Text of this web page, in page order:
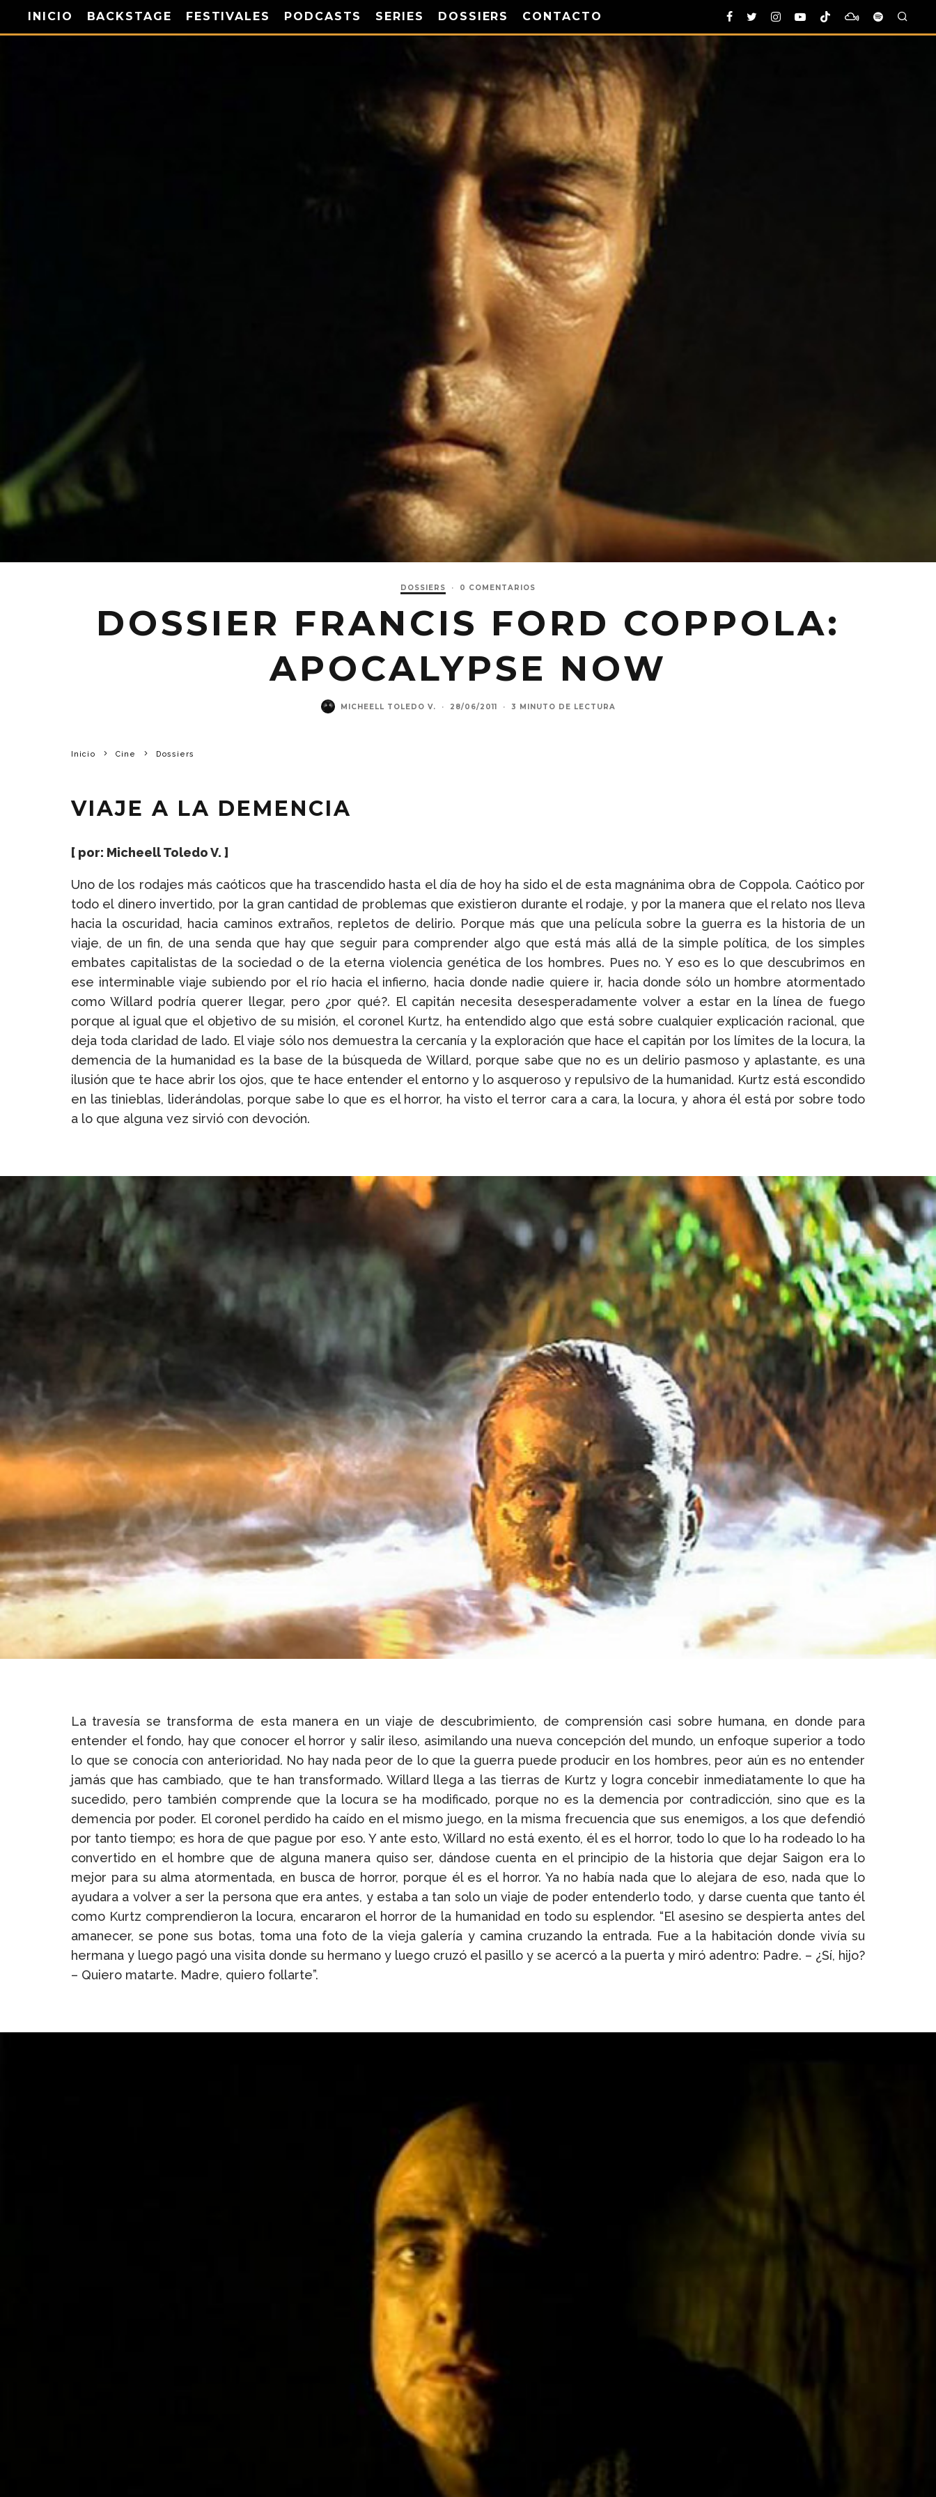
INICIO BACKSTAGE FESTIVALES PODCASTS SERIES DOSSIERS CONTACTO
DOSSIERS · 0 COMENTARIOS
DOSSIER FRANCIS FORD COPPOLA:
APOCALYPSE NOW
MICHEELL TOLEDO V. · 28/06/2011 · 3 MINUTO DE LECTURA
Inicio Cine Dossiers
VIAJE A LA DEMENCIA
[ por: Micheell Toledo V. ]
Uno de los rodajes más caóticos que ha trascendido hasta el día de hoy ha sido el de esta magnánima obra de Coppola. Caótico por
todo el dinero invertido, por la gran cantidad de problemas que existieron durante el rodaje, y por la manera que el relato nos lleva
hacia la oscuridad, hacia caminos extraños, repletos de delirio. Porque más que una película sobre la guerra es la historia de un
viaje, de un fin, de una senda que hay que seguir para comprender algo que está más allá de la simple política, de los simples
embates capitalistas de la sociedad o de la eterna violencia genética de los hombres. Pues no. Y eso es lo que descubrimos en
ese interminable viaje subiendo por el río hacia el infierno, hacia donde nadie quiere ir, hacia donde sólo un hombre atormentado
como Willard podría querer llegar, pero ¿por qué?. El capitán necesita desesperadamente volver a estar en la línea de fuego
porque al igual que el objetivo de su misión, el coronel Kurtz, ha entendido algo que está sobre cualquier explicación racional, que
deja toda claridad de lado. El viaje sólo nos demuestra la cercanía y la exploración que hace el capitán por los límites de la locura, la
demencia de la humanidad es la base de la búsqueda de Willard, porque sabe que no es un delirio pasmoso y aplastante, es una
ilusión que te hace abrir los ojos, que te hace entender el entorno y lo asqueroso y repulsivo de la humanidad. Kurtz está escondido
en las tinieblas, liderándolas, porque sabe lo que es el horror, ha visto el terror cara a cara, la locura, y ahora él está por sobre todo
a lo que alguna vez sirvió con devoción.
La travesía se transforma de esta manera en un viaje de descubrimiento, de comprensión casi sobre humana, en donde para
entender el fondo, hay que conocer el horror y salir ileso, asimilando una nueva concepción del mundo, un enfoque superior a todo
lo que se conocía con anterioridad. No hay nada peor de lo que la guerra puede producir en los hombres, peor aún es no entender
jamás que has cambiado, que te han transformado. Willard llega a las tierras de Kurtz y logra concebir inmediatamente lo que ha
sucedido, pero también comprende que la locura se ha modificado, porque no es la demencia por contradicción, sino que es la
demencia por poder. El coronel perdido ha caído en el mismo juego, en la misma frecuencia que sus enemigos, a los que defendió
por tanto tiempo; es hora de que pague por eso. Y ante esto, Willard no está exento, él es el horror, todo lo que lo ha rodeado lo ha
convertido en el hombre que de alguna manera quiso ser, dándose cuenta en el principio de la historia que dejar Saigon era lo
mejor para su alma atormentada, en busca de horror, porque él es el horror. Ya no había nada que lo alejara de eso, nada que lo
ayudara a volver a ser la persona que era antes, y estaba a tan solo un viaje de poder entenderlo todo, y darse cuenta que tanto él
como Kurtz comprendieron la locura, encararon el horror de la humanidad en todo su esplendor. “El asesino se despierta antes del
amanecer, se pone sus botas, toma una foto de la vieja galería y camina cruzando la entrada. Fue a la habitación donde vivía su
hermana y luego pagó una visita donde su hermano y luego cruzó el pasillo y se acercó a la puerta y miró adentro: Padre. – ¿Sí, hijo?
– Quiero matarte. Madre, quiero follarte”.